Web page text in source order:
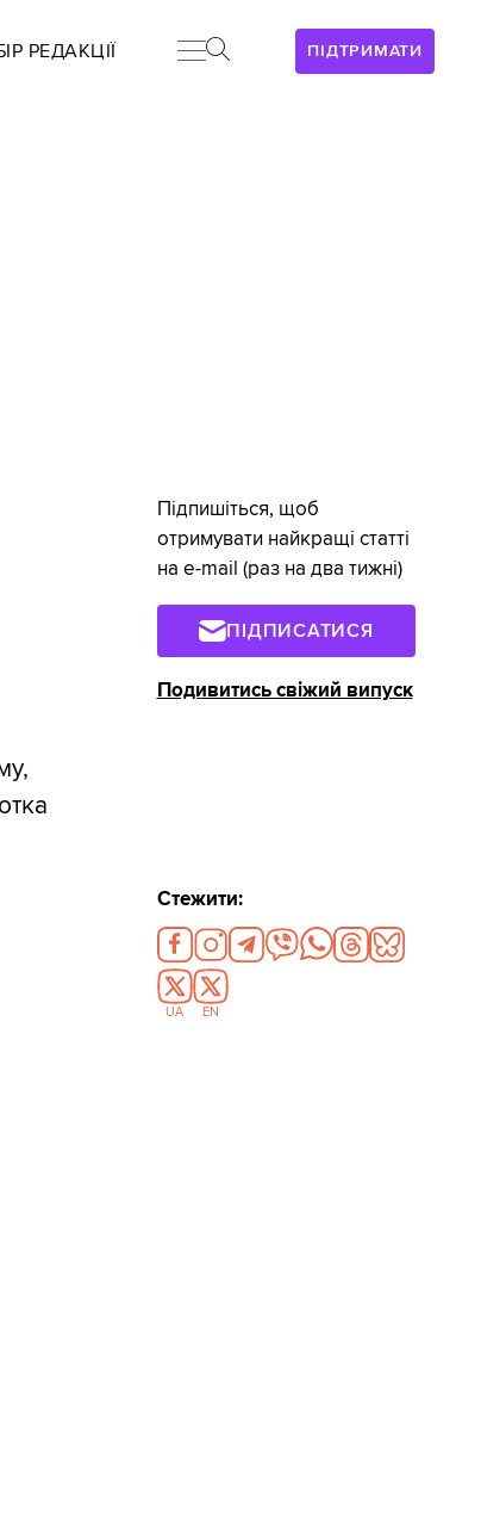
ПІДТРИМАТИ
РЕДАКЦІЇ
Підпишіться, щоб
отримувати найкращі статті
на e-mail (раз на два тижні)
ПІДПИСАТИСЯ
Подивитись свіжий випуск
Стежити:
UA EN